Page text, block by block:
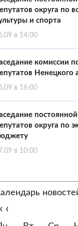
округа по
и спорта
в 14:00
комиссии
Ненецкого
в 16:00
округа по
в 10:00
‹